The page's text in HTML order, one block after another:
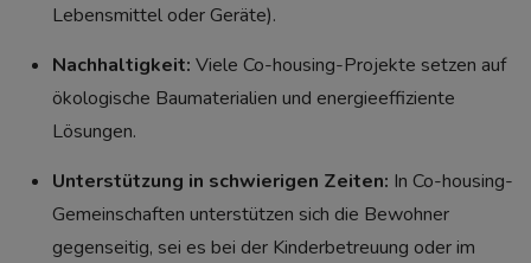
Lebensmittel oder Geräte).
Nachhaltigkeit: Viele Co-housing-Projekte setzen auf
ökologische Baumaterialien und energieeffiziente
Lösungen.
Unterstützung in schwierigen Zeiten: In Co-housing-
Gemeinschaften unterstützen sich die Bewohner
gegenseitig, sei es bei der Kinderbetreuung oder im